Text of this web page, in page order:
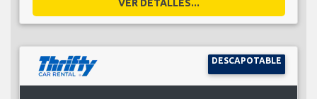
VER DETALLES...
DESCAPOTABLE